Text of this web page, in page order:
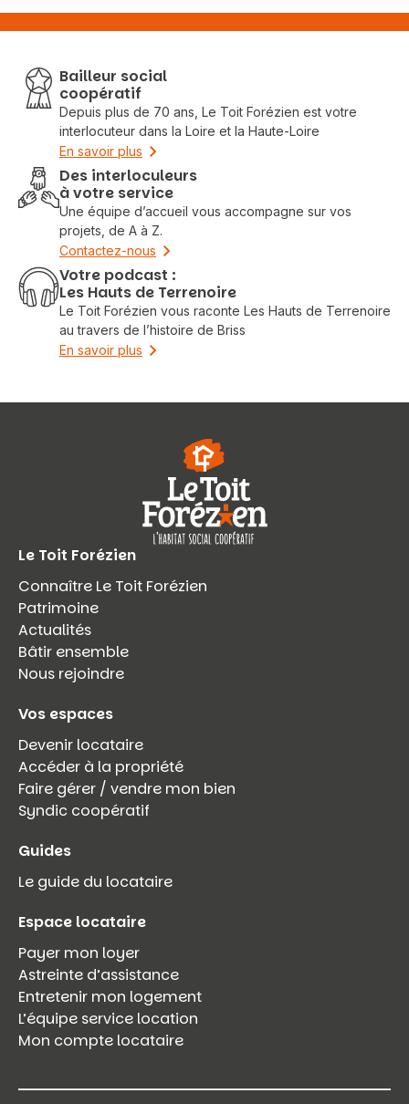
Bailleur social
coopératif
Depuis plus de 70 ans, Le Toit Forézien est votre
interlocuteur dans la Loire et la Haute-Loire
En savoir plus
Des interloculeurs
à votre service
Une équipe d’accueil vous accompagne sur vos
projets, de A à Z.
Contactez-nous
Votre podcast :
Les Hauts de Terrenoire
Le Toit Forézien vous raconte Les Hauts de Terrenoire
au travers de l’histoire de Briss
En savoir plus
Le Toit Forézien
Connaître Le Toit Forézien
Patrimoine
Actualités
Bâtir ensemble
Nous rejoindre
Vos espaces
Devenir locataire
Accéder à la propriété
Faire gérer / vendre mon bien
Syndic coopératif
Guides
Le guide du locataire
Espace locataire
Payer mon loyer
Astreinte d’assistance
Entretenir mon logement
L’équipe service location
Mon compte locataire